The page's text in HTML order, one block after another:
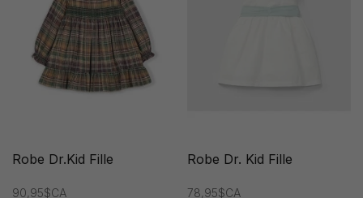
Robe Dr.Kid Fille
90,95$CA
Robe Dr. Kid Fille
78,95$CA